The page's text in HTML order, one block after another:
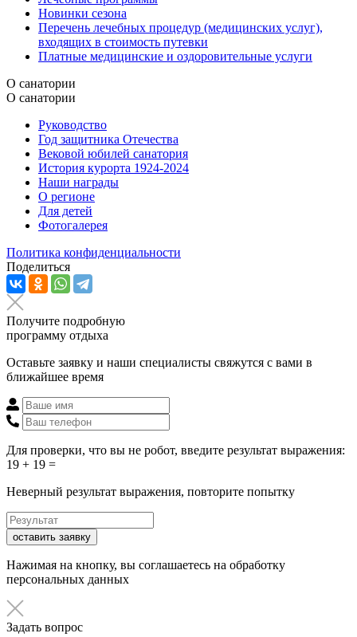
Новинки сезона
Перечень лечебных процедур (медицинских услуг),
входящих в стоимость путевки
Платные медицинские и оздоровительные услуги
О санатории
О санатории
Руководство
Год защитника Отечества
Вековой юбилей санатория
История курорта 1924-2024
Наши награды
О регионе
Для детей
Фотогалерея
Политика конфиденциальности
Поделиться
Получите подробную
программу отдыха
Оставьте заявку и наши специалисты свяжутся с вами в
ближайшее время
Для проверки, что вы не робот, введите результат выражения:
19 + 19 =
Неверный результат выражения, повторите попытку
оставить заявку
Нажимая на кнопку, вы соглашаетесь на обработку
персональных данных
Задать вопрос